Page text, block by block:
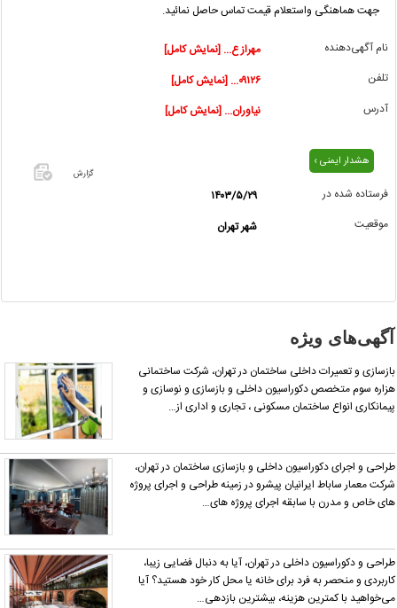
جهت هماهنگی واستعلام قیمت تماس حاصل نمائید.
نام آگهی‌دهنده
مهراز ع... [نمایش کامل]
تلفن
۰۹۱۲۶... [نمایش کامل]
آدرس
نیاوران... [نمایش کامل]
هشدار ایمنی ›
گزارش
گزارش
دهید.
فرستاده شده در
۱۴۰۳/۵/۲۹
موقعیت
شهر تهران
آگهی‌های ویژه
بازسازی و تعمیرات داخلی ساختمان در تهران، شرکت ساختمانی
هزاره سوم متخصص دکوراسیون داخلی و بازسازی و نوسازی و
پیمانکاری انواع ساختمان مسکونی ، تجاری و اداری از…
طراحی و اجرای دکوراسیون داخلی و بازسازی ساختمان در تهران،
شرکت معمار ساباط ایرانیان پیشرو در زمینه طراحی و اجرای پروژه
های خاص و مدرن با سابقه اجرای پروژه های…
طراحی و دکوراسیون داخلی در تهران، آیا به دنبال فضایی زیبا،
کاربردی و منحصر به فرد برای خانه یا محل کار خود هستید؟ آیا
می‌خواهید با کمترین هزینه، بیشترین بازدهی…